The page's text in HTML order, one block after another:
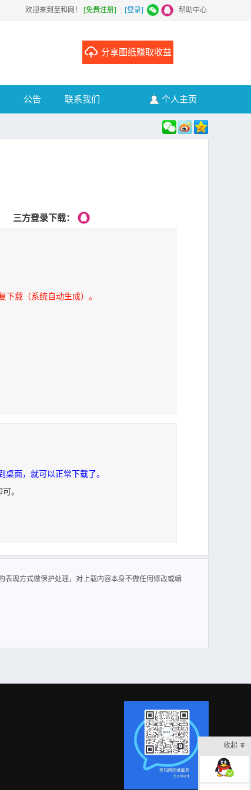
欢迎来到至和网！ [免费注册] [登录] 帮助中心
分享图纸赚取收益
公告 联系我们 个人主页
三方登录下载：
载（系统自动生成）。
面，就可以正常下载了。
。
痕等缺陷。 宜取高压注射，在不出现缺陷的条件下宜
模斜度应大，顶出均匀，表面粗糙度应 好，注意排
现方式做保护处理，对上载内容本身不做任何修改或编
收起
在线客服